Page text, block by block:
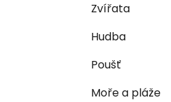
Zvířata
Hudba
Poušť
Moře a pláže